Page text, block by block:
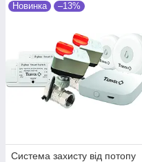
Новинка –13%
Система захисту від потопу